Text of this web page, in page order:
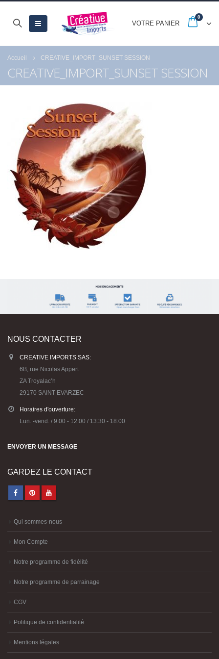
VOTRE PANIER
0
Accueil CREATIVE_IMPORT_SUNSET SESSION
CREATIVE_IMPORT_SUNSET SESSION
NOUS CONTACTER
CREATIVE IMPORTS SAS:
6B, rue Nicolas Appert
ZA Troyalac’h
29170 SAINT EVARZEC
Horaires d'ouverture:
Lun. -vend. / 9:00 - 12:00 / 13:30 - 18:00
ENVOYER UN MESSAGE
GARDEZ LE CONTACT
Qui sommes-nous
Mon Compte
Notre programme de fidélité
Notre programme de parrainage
CGV
Politique de confidentialité
Mentions légales